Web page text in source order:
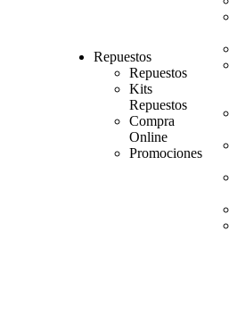
Repuestos
Repuestos
Kits
Repuestos
Compra
Online
Promociones